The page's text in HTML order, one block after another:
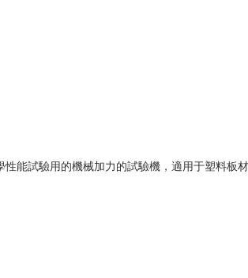
能試驗用的機械加力的試驗機，適用于塑料板